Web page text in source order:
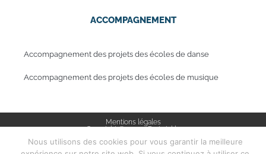
ACCOMPAGNEMENT
Accompagnement des projets des écoles de danse
Accompagnement des projets des écoles de musique
Mentions légales
Copyright © 2019 - Periwinkle
Nous utilisons des cookies pour vous garantir la meilleure